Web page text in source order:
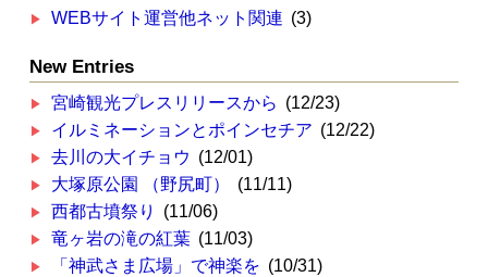
WEBサイト運営他ネット関連 (3)
New Entries
宮崎観光プレスリリースから (12/23)
イルミネーションとポインセチア (12/22)
去川の大イチョウ (12/01)
大塚原公園 （野尻町）
(11/11)
西都古墳祭り
(11/06)
竜ヶ岩の滝の紅葉 (11/03)
「神武さま広場」で神楽を (10/31)